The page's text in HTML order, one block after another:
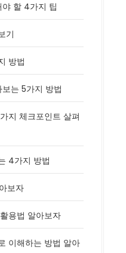
할 4가지 팁
기
방법
는 5가지 방법
지 체크포인트 살펴
4가지 방법
보자
용법 알아보자
이해하는 방법 알아